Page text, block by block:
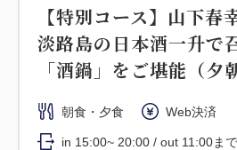
【特別コース】山下
淡路島の日本酒一升で
「酒鍋」をご堪能（夕
朝食・夕食 Web決済
in 15:00~ 20:00 / out 11:00まで